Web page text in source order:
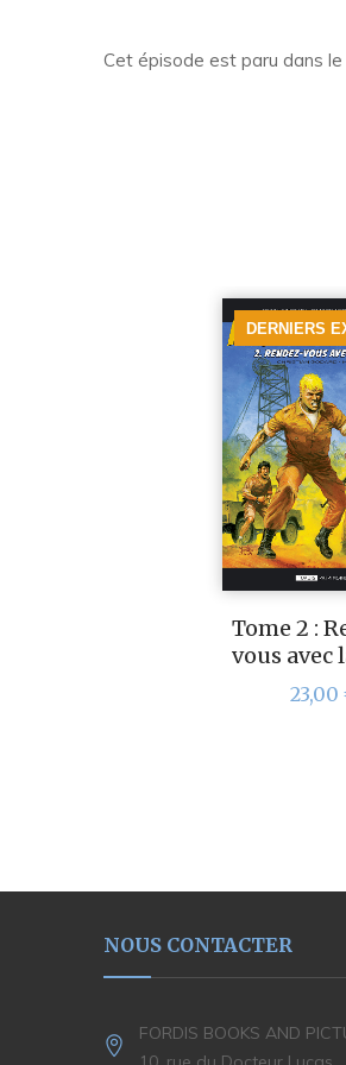
Cet épisode est paru dans
DERNIERS
Tome 2 :
vous avec
23,00
NOUS CONTACTER
FORDIS BOOKS AND